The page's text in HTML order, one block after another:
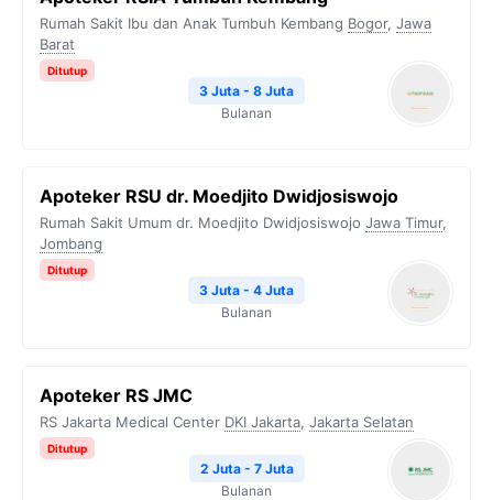
Rumah Sakit Ibu dan Anak Tumbuh Kembang Bogor, Jawa
Barat
Ditutup
3 Juta - 8 Juta
Bulanan
Apoteker RSU dr. Moedjito Dwidjosiswojo
Rumah Sakit Umum dr. Moedjito Dwidjosiswojo Jawa Timur,
Jombang
Ditutup
3 Juta - 4 Juta
Bulanan
Apoteker RS JMC
RS Jakarta Medical Center DKI Jakarta, Jakarta Selatan
Ditutup
2 Juta - 7 Juta
Bulanan